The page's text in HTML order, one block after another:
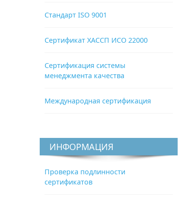
Стандарт ISO 9001
Сертификат ХАССП ИСО 22000
Сертификация системы
менеджмента качества
Международная сертификация
ИНФОРМАЦИЯ
Проверка подлинности
сертификатов